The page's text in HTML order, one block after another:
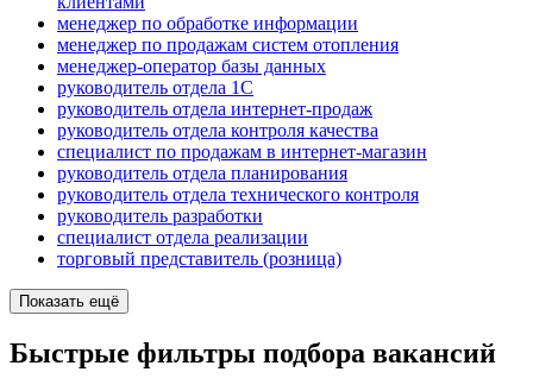
менеджер по обработке информации
менеджер по продажам систем отопления
менеджер-оператор базы данных
руководитель отдела 1С
руководитель отдела интернет-продаж
руководитель отдела контроля качества
специалист по продажам в интернет-магазин
руководитель отдела планирования
руководитель отдела технического контроля
руководитель разработки
специалист отдела реализации
торговый представитель (розница)
Показать ещё
Быстрые фильтры подбора вакансий